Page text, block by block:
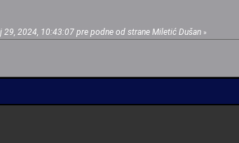
29, 2024, 10:43:07 pre podne od strane Miletić Dušan »